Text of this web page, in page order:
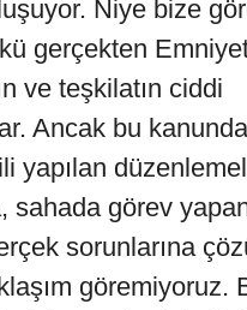
Niye bize
gerçekten
ve teşkilatın ciddi
Ancak bu kanunda
yapılan
sahada görev
sorunlarına
göremiyoruz.